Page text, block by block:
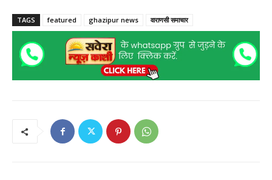
TAGS featured ghazipur news वाराणसी समाचार